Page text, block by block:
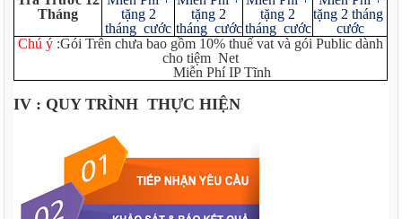
Tháng
tặng 2
tháng cước
tặng 2
tháng cước
tặng 2
tháng cước
tặng 2 tháng
cước
Chú ý :Gói Trên chưa bao gồm 10% thuế vat và gói Public dành
cho tiệm Net
Miễn Phí IP Tĩnh
IV : QUY TRÌNH THỰC HIỆN